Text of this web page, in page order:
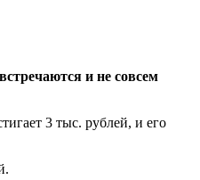
и не совсем
3 тыс. рублей, и его